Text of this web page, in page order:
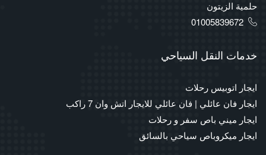
حلمية الزيتون
01005839672
خدمات النقل السياحي
ايجار اتوبيس رحلات
ايجار فان عائلي | فان عائلي للايجار اتش وان 7 راكب
ايجار ميني باص سفر و رحلات
ايجار ميكروباص سياحي بالسائق